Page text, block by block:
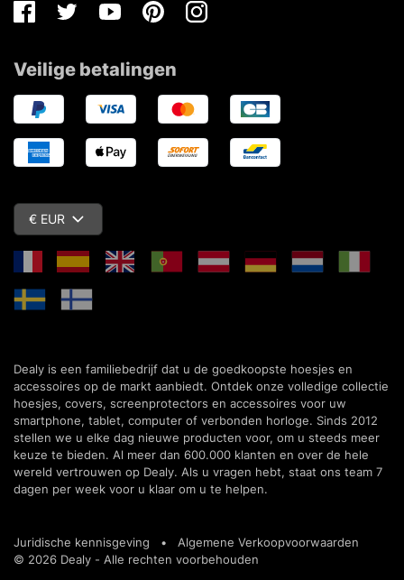
FacebookTwitterYoutubePinterestInstagram
Veilige betalingen
€ EUR
Dealy is een familiebedrijf dat u de goedkoopste hoesjes en
accessoires op de markt aanbiedt. Ontdek onze volledige collectie
hoesjes, covers, screenprotectors en accessoires voor uw
smartphone, tablet, computer of verbonden horloge. Sinds 2012
stellen we u elke dag nieuwe producten voor, om u steeds meer
keuze te bieden. Al meer dan 600.000 klanten en over de hele
wereld vertrouwen op Dealy. Als u vragen hebt, staat ons team 7
dagen per week voor u klaar om u te helpen.
© 2026 Dealy - Alle rechten voorbehouden
Juridische kennisgeving • Algemene Verkoopvoorwaarden